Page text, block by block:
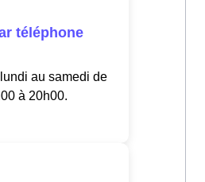
téléphone
au samedi de
à 20h00.